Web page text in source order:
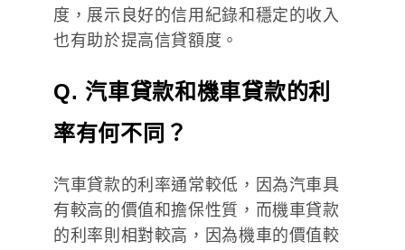
度，展示良好的信用紀錄和穩定的收入
也有助於提高信貸額度。
Q.汽車貸款和機車貸款的利
率有何不同？
汽車貸款的利率通常較低，因為汽車具
有較高的價值和擔保性質，而機車貸款
的利率則相對較高，因為機車的價值較